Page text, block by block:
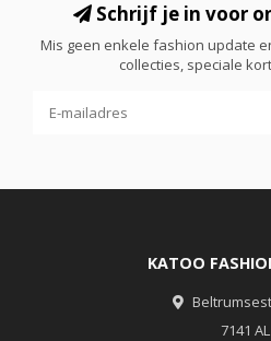
Schrijf je in voor
Mis geen enkele fashion update
collecties, speciale
KATOO
7141 AL